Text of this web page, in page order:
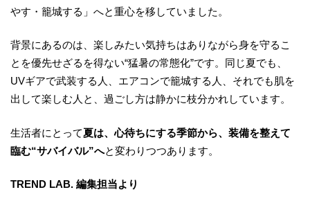
やす・籠城する」へと重心を移していました。
背景にあるのは、楽しみたい気持ちはありながら身を守るこ
とを優先せざるを得ない“猛暑の常態化”です。同じ夏でも、
UVギアで武装する人、エアコンで籠城する人、それでも肌を
出して楽しむ人と、過ごし方は静かに枝分かれしています。
生活者にとって夏は、心待ちにする季節から、装備を整えて
臨む“サバイバル”へと変わりつつあります。
TREND LAB. 編集担当より